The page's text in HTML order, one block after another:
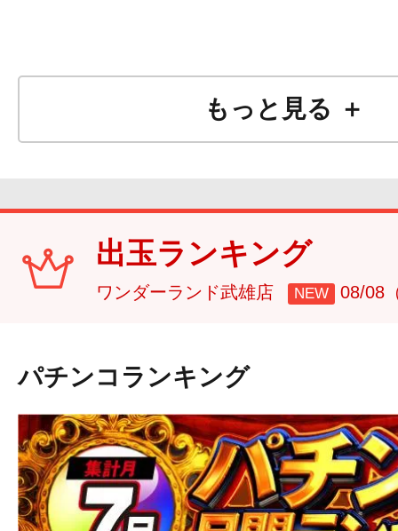
もっと見る ＋
出玉ランキング
ワンダーランド武雄店 NEW 08/08
パチンコランキング